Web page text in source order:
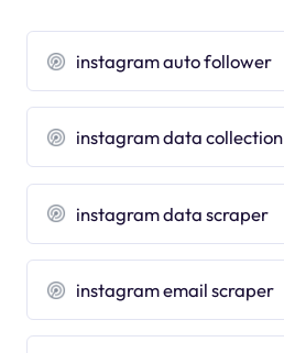
instagram auto follower
instagram data collection
instagram data scraper
instagram email scraper